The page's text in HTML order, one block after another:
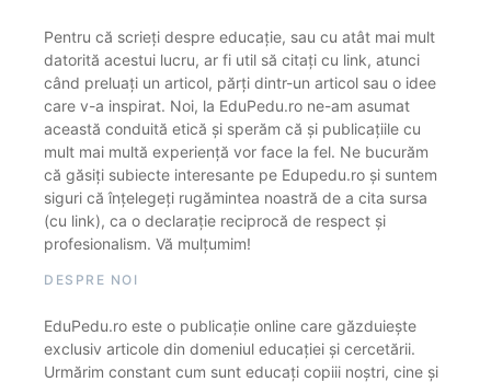
Pentru că scrieți despre educație, sau cu atât mai mult
datorită acestui lucru, ar fi util să citați cu link, atunci
când preluați un articol, părți dintr-un articol sau o idee
care v-a inspirat. Noi, la EduPedu.ro ne-am asumat
această conduită etică și sperăm că și publicațiile cu
mult mai multă experiență vor face la fel. Ne bucurăm
că găsiți subiecte interesante pe Edupedu.ro și suntem
siguri că înțelegeți rugămintea noastră de a cita sursa
(cu link), ca o declarație reciprocă de respect și
profesionalism. Vă mulțumim!
DESPRE NOI
EduPedu.ro este o publicație online care găzduiește
exclusiv articole din domeniul educației și cercetării.
Urmărim constant cum sunt educați copiii noștri, cine și